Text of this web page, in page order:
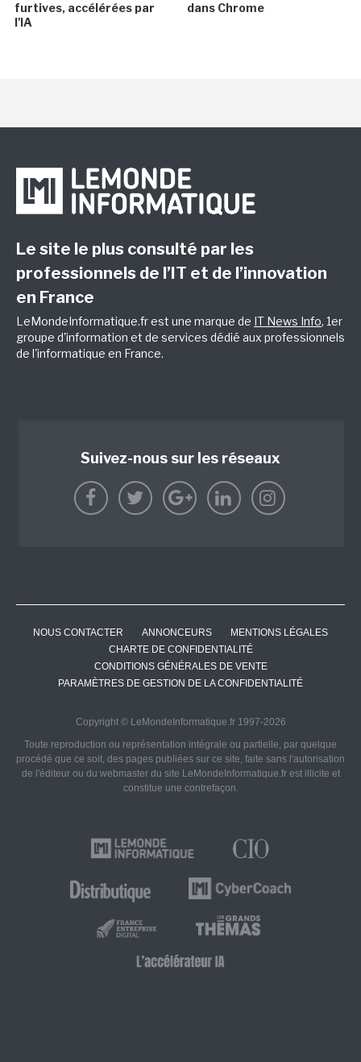
furtives, accélérées par
l'IA
dans Chrome
Le site le plus consulté par les
professionnels de l’IT et de l’innovation
en France
LeMondeInformatique.fr est une marque de IT News Info, 1er
groupe d'information et de services dédié aux professionnels
de l'informatique en France.
Suivez-nous sur les réseaux
NOUS CONTACTER ANNONCEURS
MENTIONS LÉGALES
CHARTE DE CONFIDENTIALITÉ
CONDITIONS GÉNÉRALES DE VENTE
PARAMÈTRES DE GESTION DE LA CONFIDENTIALITÉ
Copyright © LeMondeInformatique.fr 1997-2026
Toute reproduction ou représentation intégrale ou partielle, par quelque
procédé que ce soit, des pages publiées sur ce site, faite sans l'autorisation
de l'éditeur ou du webmaster du site LeMondeInformatique.fr est illicite et
constitue une contrefaçon.